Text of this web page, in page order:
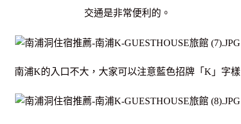
交通是非常便利的。
南浦K的入口不大，大家可以注意藍色招牌「K」字樣